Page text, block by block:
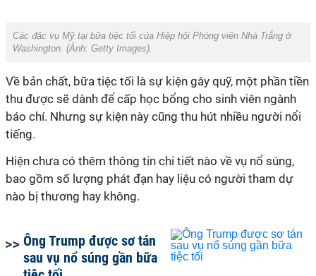
Các đặc vụ Mỹ tại bữa tiệc tối của Hiệp hội Phóng viên Nhà Trắng ở
Washington. (Ảnh: Getty Images).
Về bản chất, bữa tiệc tối là sự kiện gây quỹ, một phần tiền
thu được sẽ dành để cấp học bổng cho sinh viên ngành
báo chí. Nhưng sự kiện này cũng thu hút nhiều người nổi
tiếng.
Hiện chưa có thêm thông tin chi tiết nào về vụ nổ súng,
bao gồm số lượng phát đạn hay liệu có người tham dự
nào bị thương hay không.
Ông Trump được sơ tán
sau vụ nổ súng gần bữa